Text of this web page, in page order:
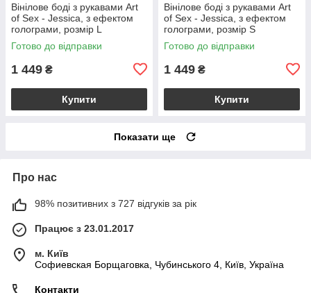
Вінілове боді з рукавами Art
of Sex - Jessica, з ефектом
голограми, розмір L
Готово до відправки
1 449 ₴
Купити
Вінілове боді з рукавами Art
of Sex - Jessica, з ефектом
голограми, розмір S
Готово до відправки
1 449 ₴
Купити
Показати ще
Про нас
98% позитивних з 727 відгуків за рік
Працює з 23.01.2017
м. Київ
Софиевская Борщаговка, Чубинського 4, Київ, Україна
Контакти